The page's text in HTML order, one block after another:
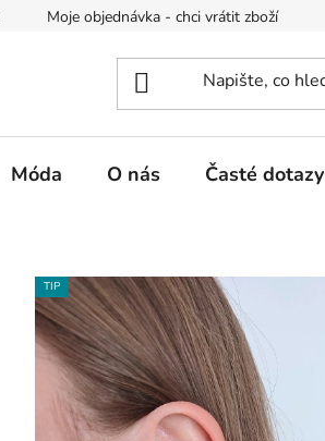
Moje objednávka - chci vrátit zboží
Móda O nás Časté dotazy
TIP